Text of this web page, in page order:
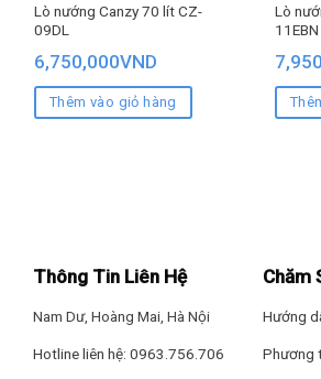
Lò nướng Canzy 70 lít CZ-
09DL
6,750,000VND
Thêm vào giỏ hàng
Lò
11EBN
Thông Tin Liên Hệ
Nam Dư, Hoàng Mai, Hà Nội
Hotline liên hệ: 0963.756.706
Chăm
Hướng
Phương